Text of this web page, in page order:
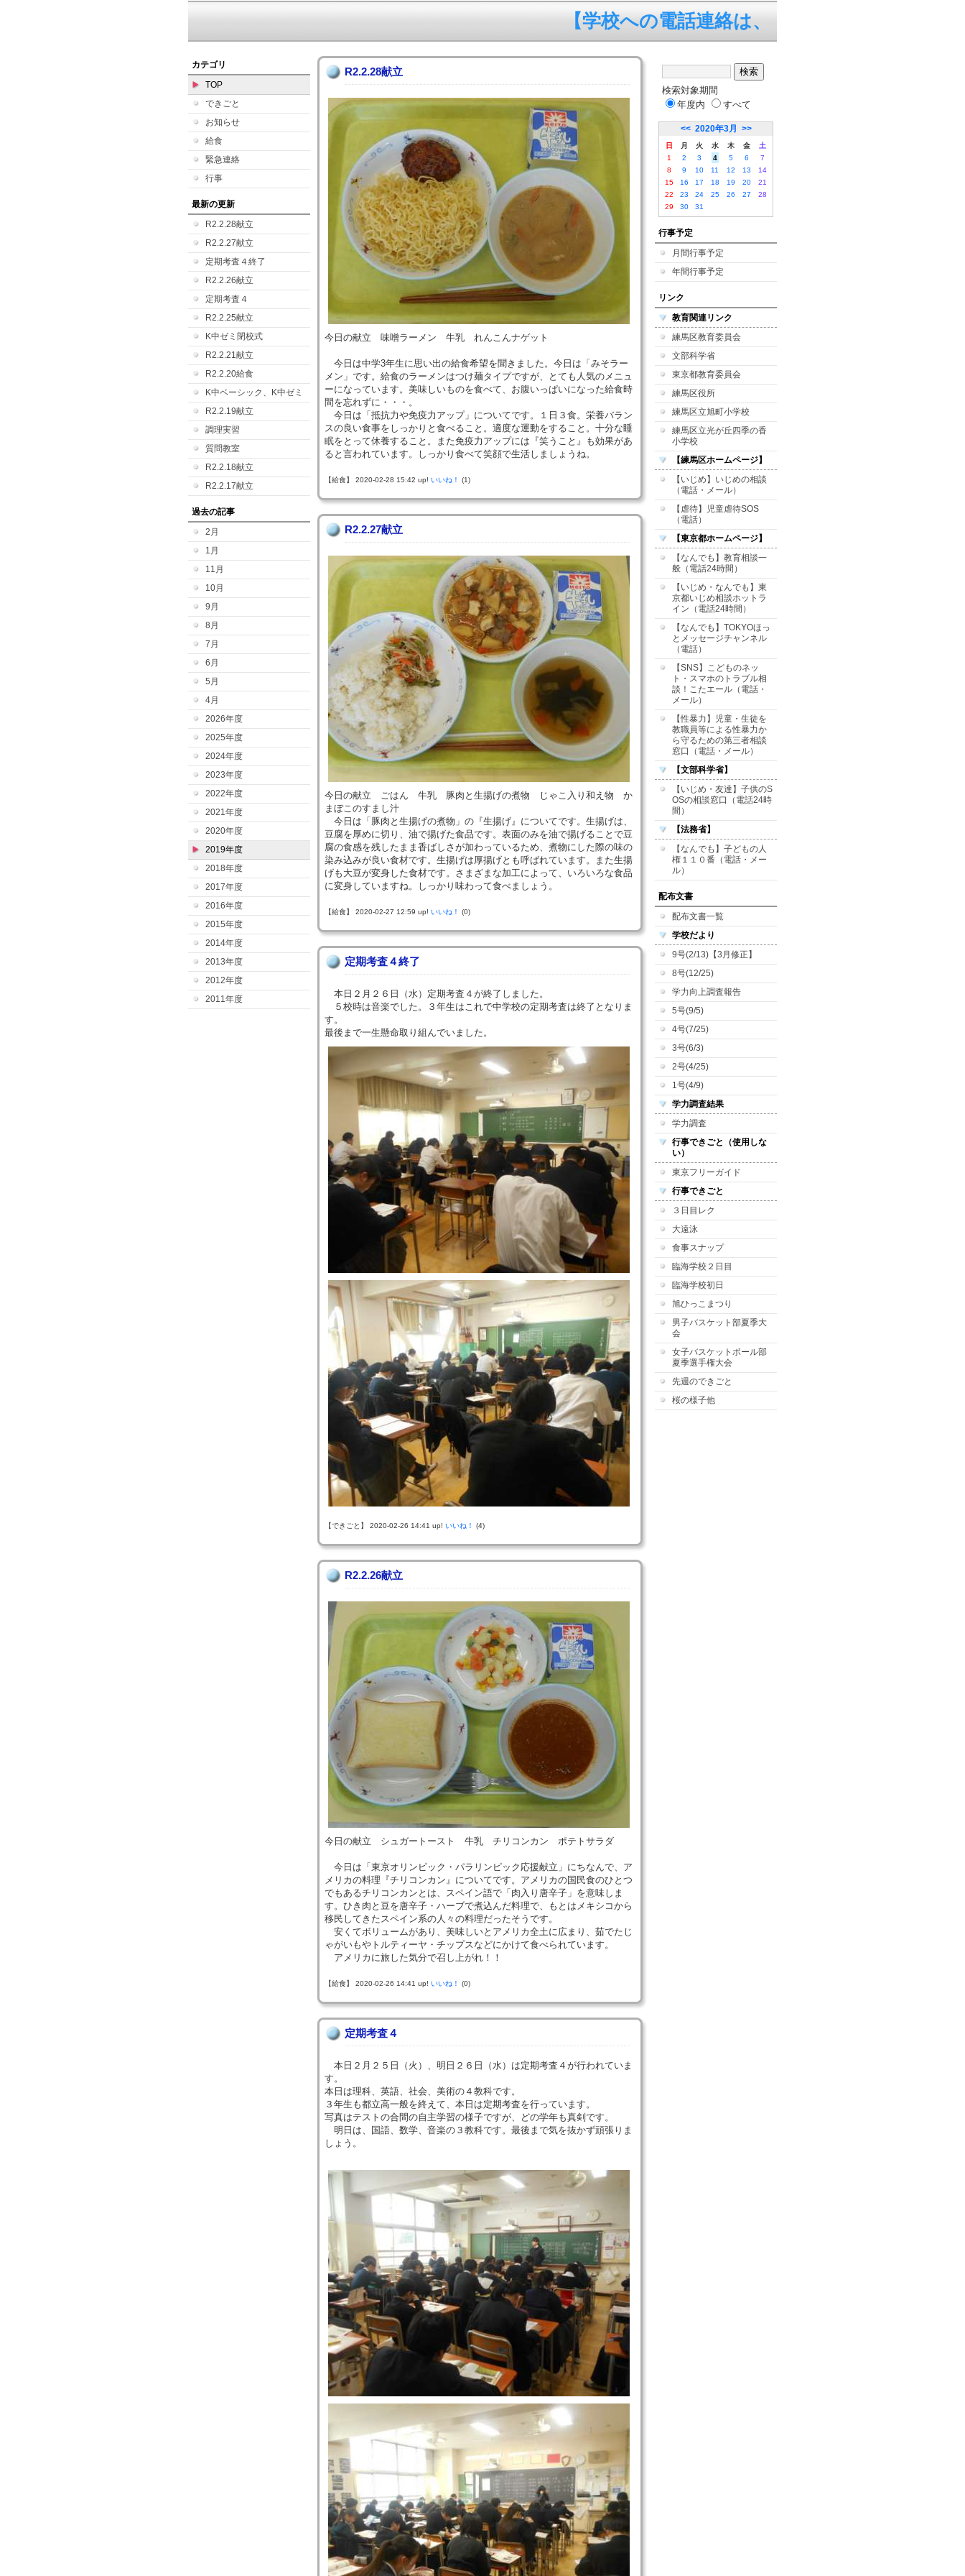
【学校への電話連絡は、平日の7:45～
カテゴリ
TOP
できごと
お知らせ
給食
緊急連絡
行事
最新の更新
R2.2.28献立
R2.2.27献立
定期考査４終了
R2.2.26献立
定期考査４
R2.2.25献立
K中ゼミ閉校式
R2.2.21献立
R2.2.20給食
K中ベーシック、K中ゼミ
R2.2.19献立
調理実習
質問教室
R2.2.18献立
R2.2.17献立
過去の記事
2月
1月
11月
10月
9月
8月
7月
6月
5月
4月
2026年度
2025年度
2024年度
2023年度
2022年度
2021年度
2020年度
2019年度
2018年度
2017年度
2016年度
2015年度
2014年度
2013年度
2012年度
2011年度
R2.2.28献立
今日の献立 味噌ラーメン 牛乳 れんこんナゲット
今日は中学3年生に思い出の給食希望を聞きました。今日は「みそラー
メン」です。給食のラーメンはつけ麺タイプですが、とても人気のメニュ
ーになっています。美味しいものを食べて、お腹いっぱいになった給食時
間を忘れずに・・・。
今日は「抵抗力や免疫力アップ」についてです。１日３食。栄養バラン
スの良い食事をしっかりと食べること。適度な運動をすること。十分な睡
眠をとって休養すること。また免疫力アップには『笑うこと』も効果があ
ると言われています。しっかり食べて笑顔で生活しましょうね。
【給食】 2020-02-28 15:42 up! いいね！ (1)
R2.2.27献立
今日の献立 ごはん 牛乳 豚肉と生揚げの煮物 じゃこ入り和え物 か
まぼこのすまし汁
今日は「豚肉と生揚げの煮物」の『生揚げ』についてです。生揚げは、
豆腐を厚めに切り、油で揚げた食品です。表面のみを油で揚げることで豆
腐の食感を残したまま香ばしさが加わっているため、煮物にした際の味の
染み込みが良い食材です。生揚げは厚揚げとも呼ばれています。また生揚
げも大豆が変身した食材です。さまざまな加工によって、いろいろな食品
に変身していますね。しっかり味わって食べましょう。
【給食】 2020-02-27 12:59 up! いいね！ (0)
定期考査４終了
本日２月２６日（水）定期考査４が終了しました。
５校時は音楽でした。３年生はこれで中学校の定期考査は終了となりま
す。
最後まで一生懸命取り組んでいました。
【できごと】 2020-02-26 14:41 up! いいね！ (4)
R2.2.26献立
今日の献立 シュガートースト 牛乳 チリコンカン ポテトサラダ
今日は「東京オリンピック・パラリンピック応援献立」にちなんで、ア
メリカの料理『チリコンカン』についてです。アメリカの国民食のひとつ
でもあるチリコンカンとは、スペイン語で「肉入り唐辛子」を意味しま
す。ひき肉と豆を唐辛子・ハーブで煮込んだ料理で、もとはメキシコから
移民してきたスペイン系の人々の料理だったそうです。
安くてボリュームがあり、美味しいとアメリカ全土に広まり、茹でたじ
ゃがいもやトルティーヤ・チップスなどにかけて食べられています。
アメリカに旅した気分で召し上がれ！！
【給食】 2020-02-26 14:41 up! いいね！ (0)
定期考査４
本日２月２５日（火）、明日２６日（水）は定期考査４が行われていま
す。
本日は理科、英語、社会、美術の４教科です。
３年生も都立高一般を終えて、本日は定期考査を行っています。
写真はテストの合間の自主学習の様子ですが、どの学年も真剣です。
明日は、国語、数学、音楽の３教科です。最後まで気を抜かず頑張りま
しょう。
検索対象期間
年度内
すべて
<< 2020年3月 >>
日 月 火 水 木 金
土
1
2 3 4 5 6
7
8
9 10 11 12 13
14
15
16 17 18 19 20
21
22
23 24 25 26 27
28
29
30 31
行事予定
月間行事予定
年間行事予定
リンク
教育関連リンク
練馬区教育委員会
文部科学省
東京都教育委員会
練馬区役所
練馬区立旭町小学校
練馬区立光が丘四季の香
小学校
【練馬区ホームページ】
【いじめ】いじめの相談
（電話・メール）
【虐待】児童虐待SOS
（電話）
【東京都ホームページ】
【なんでも】教育相談一
般（電話24時間）
【いじめ・なんでも】東
京都いじめ相談ホットラ
イン（電話24時間）
【なんでも】TOKYOほっ
とメッセージチャンネル
（電話）
【SNS】こどものネッ
ト・スマホのトラブル相
談！こたエール（電話・
メール）
【性暴力】児童・生徒を
教職員等による性暴力か
ら守るための第三者相談
窓口（電話・メール）
【文部科学省】
【いじめ・友達】子供のS
OSの相談窓口（電話24時
間）
【法務省】
【なんでも】子どもの人
権１１０番（電話・メー
ル）
配布文書
配布文書一覧
学校だより
9号(2/13)【3月修正】
8号(12/25)
学力向上調査報告
5号(9/5)
4号(7/25)
3号(6/3)
2号(4/25)
1号(4/9)
学力調査結果
学力調査
行事できごと（使用しな
い）
東京フリーガイド
行事できごと
３日目レク
大遠泳
食事スナップ
臨海学校２日目
臨海学校初日
旭ひっこまつり
男子バスケット部夏季大
会
女子バスケットボール部
夏季選手権大会
先週のできごと
桜の様子他